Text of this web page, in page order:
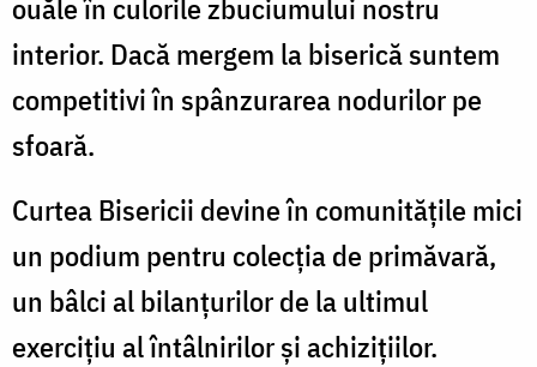
ouăle în culorile zbuciumului nostru
interior. Dacă mergem la biserică suntem
competitivi în spânzurarea nodurilor pe
sfoară.
Curtea Bisericii devine în comunităţile mici
un podium pentru colecţia de primăvară,
un bâlci al bilanţurilor de la ultimul
exerciţiu al întâlnirilor şi achiziţiilor.